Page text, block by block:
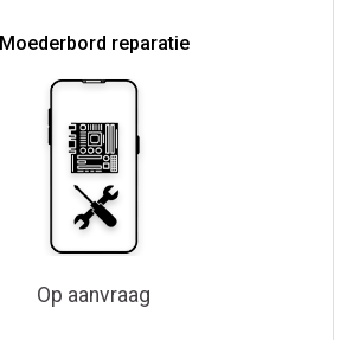
Moederbord reparatie
Op aanvraag